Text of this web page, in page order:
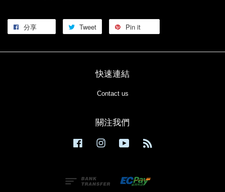
分享 Tweet Pin it
快速連結
Contact us
關注我們
Facebook Instagram YouTube